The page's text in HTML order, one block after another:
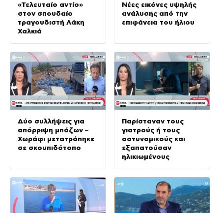
«Τελευταίο αντίο»
στον σπουδαίο
τραγουδιστή Λάκη
Χαλκιά
Νέες εικόνες υψηλής
ανάλυσης από την
επιφάνεια του ήλιου
Δύο συλλήψεις για
απόρριψη μπάζων –
Χωράφι μετατράπηκε
σε σκουπιδότοπο
Παρίσταναν τους
γιατρούς ή τους
αστυνομικούς και
εξαπατούσαν
ηλικιωμένους